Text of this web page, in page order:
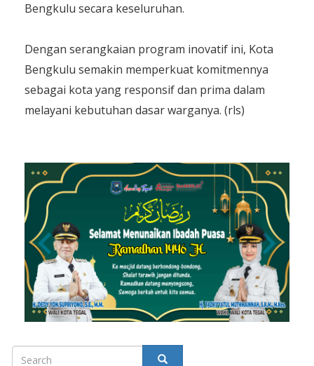
Bengkulu secara keseluruhan.
Dengan serangkaian program inovatif ini, Kota
Bengkulu semakin memperkuat komitmennya
sebagai kota yang responsif dan prima dalam
melayani kebutuhan dasar warganya. (rls)
Search
SEARCH